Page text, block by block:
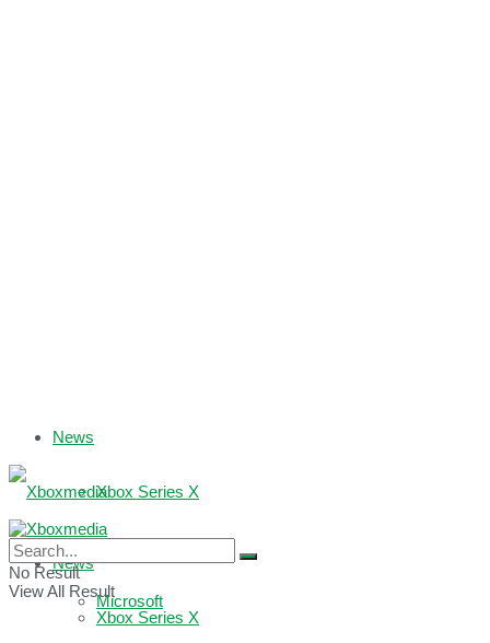
News
Xbox Series X
Microsoft
News
Xbox Series X
No Result
View All Result